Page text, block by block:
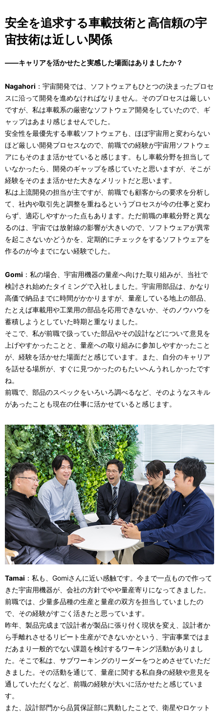
安全を追求する車載技術と高信頼の宇
宙技術は近しい関係
――キャリアを活かせたと実感した場面はありましたか？
Nagahori ：宇宙開発では、ソフトウェアもひとつの決まったプロセ
スに沿って開発を進めなければなりません。そのプロセスは厳しい
ですが、私は車載系の厳密なソフトウェア開発をしていたので、ギ
ャップはあまり感じませんでした。
安全性を最優先する車載ソフトウェアも、ほぼ宇宙用と変わらない
ほど厳しい開発プロセスなので、前職での経験が宇宙用ソフトウェ
アにもそのまま活かせていると感じます。もし車載分野を担当して
いなかったら、開発のギャップを感じていたと思いますが、そこが
経験をそのまま活かせた大きなメリットだと思います。
私は上流開発の担当が主ですが、前職でも顧客からの要求を分析し
て、社内や取引先と調整を重ねるというプロセスが今の仕事と変わ
らず、適応しやすかった点もあります。ただ前職の車載分野と異な
るのは、宇宙では放射線の影響が大きいので、ソフトウェアが異常
を起こさないかどうかを、定期的にチェックをするソフトウェアを
作るのが今までにない経験でした。
Gomi ：私の場合、宇宙用機器の量産へ向けた取り組みが、当社で
検討され始めたタイミングで入社しました。宇宙用部品は、かなり
高価で納品までに時間がかかりますが、量産している地上の部品、
たとえば車載用や工業用の部品を応用できないか、そのノウハウを
蓄積しようとしていた時期と重なりました。
そこで、私が前職で扱っていた部品やその設計などについて意見を
上げやすかったことと、量産への取り組みに参加しやすかったこと
が、経験を活かせた場面だと感じています。また、自分のキャリア
を話せる場所が、すぐに見つかったのもたいへんうれしかったです
ね。
前職で、部品のスペックをいろいろ調べるなど、そのようなスキル
があったことも現在の仕事に活かせていると感じます。
Tamai ：私も、Gomiさんに近い感触です。今まで一点もので作って
きた宇宙用機器が、会社の方針でやや量産寄りになってきました。
前職では、少量多品種の生産と量産の双方を担当していましたの
で、その経験がすごく活きたと思っています。
昨年、製品完成まで設計者が製品に張り付く現状を変え、設計者か
ら手離れさせるリピート生産ができないかという、宇宙事業ではま
だあまり一般的でない課題を検討するワーキング活動がありまし
た。そこで私は、サブワーキングのリーダーをつとめさせていただ
きました。その活動を通じて、量産に関する私自身の経験や意見を
通していただくなど、前職の経験が大いに活かせたと感じていま
す。
また、設計部門から品質保証部に異動したことで、衛星やロケット